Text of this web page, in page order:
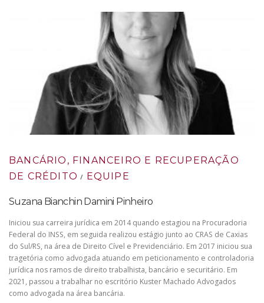
BANCÁRIO, FINANCEIRO E RECUPERAÇÃO
DE CRÉDITO / EQUIPE
Suzana Bianchin Damini Pinheiro
Iniciou sua carreira jurídica em 2014 quando estagiou na Procuradoria
Federal do INSS, em seguida realizou estágio junto ao CRAS de Caxias
do Sul/RS, na área de Direito Cível e Previdenciário. Em 2017 iniciou sua
tragetória como advogada atuando em peticionamento e controladoria
jurídica nos ramos de direito trabalhista, bancário e securitário. Em
2021, passou a trabalhar no escritório Kuster Machado Advogados
como advogada na área bancária.